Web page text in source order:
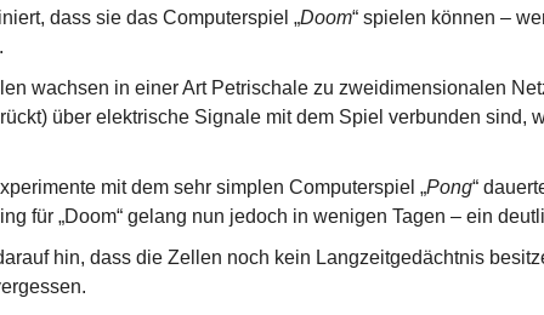
dass sie das Computerspiel „Doom“ spielen können –
wachsen in einer Art Petrischale zu zweidimensionalen
über elektrische Signale mit dem Spiel verbunden sind,
mit dem sehr simplen Computerspiel „Pong“
für „Doom“ gelang nun jedoch in wenigen Tagen – ein
hin, dass die Zellen noch kein Langzeitgedächtnis